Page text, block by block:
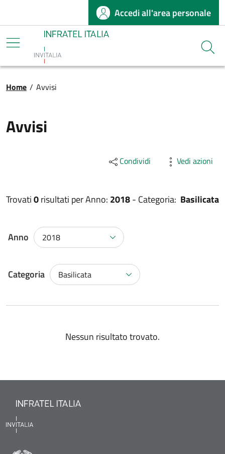
Salta al contenuto principaleAccedi all'area personale
Infratel
Briciole di pane
Home / Avvisi
Avvisi
Condividi Vedi azioni
Trovati0risultati perAnno: 2018- Categoria: Basilicata
Anno 2018
Categoria Basilicata
Nessun risultato trovato.